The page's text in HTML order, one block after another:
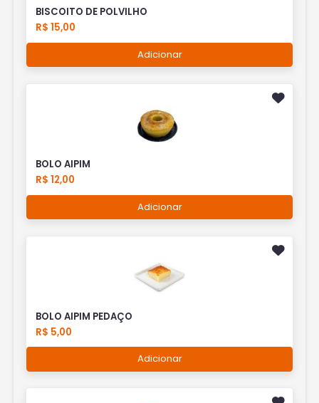
BISCOITO DE POLVILHO
R$ 15,00
Adicionar
BOLO AIPIM
R$ 12,00
Adicionar
BOLO AIPIM PEDAÇO
R$ 5,00
Adicionar